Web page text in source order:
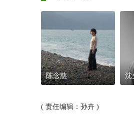
徐正旻，出生韩国，2013年
运用韩国传统文化纸材在当
陈念慈，生于台湾，作品的
有限空间流露无常的样貌，
陈念慈 沈
( 责任编辑：孙卉 )